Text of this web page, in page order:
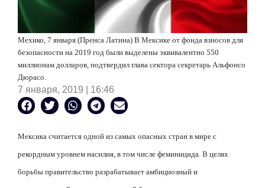
Мехико, 7 января (Пренса Латина) В Мексике от фонда взносов для
безопасности на 2019 год были выделены эквивалентно 550
миллионам долларов, подтвердил глава сектора секретарь Альфонсо
Дюрасо.
7 января, 2019 | 16:46
Мексика считается одной из самых опасных стран в мире с
рекордным уровнем насилия, в том числе феминицида. В целях
борьбы правительство разрабатывает амбициозный и